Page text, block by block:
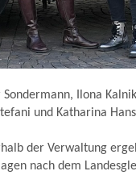
Ilona
und Katharina
der Verwaltung
nach dem